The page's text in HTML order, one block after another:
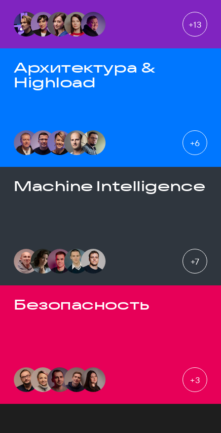
+13
Архитектура &
Highload
+6
Machine Intelligence
+7
Безопасность
+3